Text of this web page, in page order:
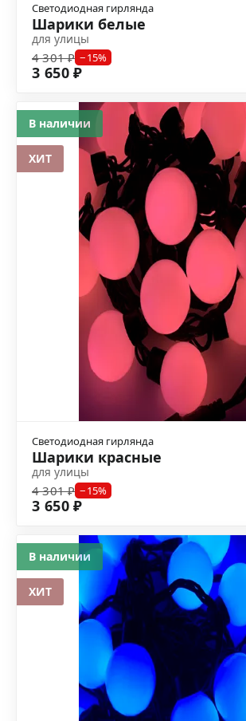
Светодиодная гирлянда
Шарики белые
для улицы
4 301 ₽ −15%
3 650 ₽
Светодиодная гирлянда
Шарики красные
для улицы
4 301 ₽ −15%
3 650 ₽
В наличии
ХИТ
В наличии
ХИТ